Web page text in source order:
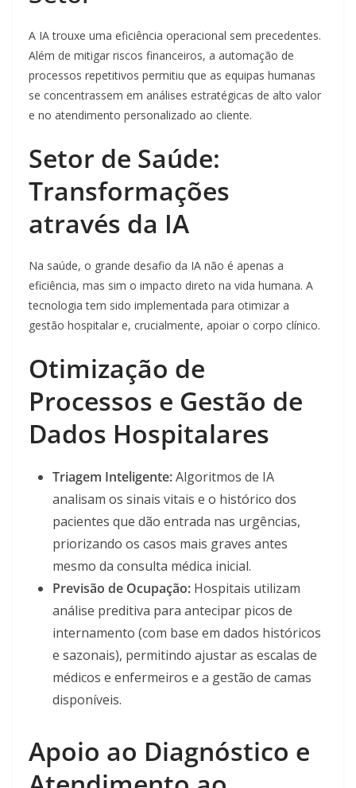
A IA trouxe uma eficiência operacional sem precedentes.
Além de mitigar riscos financeiros, a automação de
processos repetitivos permitiu que as equipas humanas
se concentrassem em análises estratégicas de alto valor
e no atendimento personalizado ao cliente.
Setor de Saúde:
Transformações
através da IA
Na saúde, o grande desafio da IA não é apenas a
eficiência, mas sim o impacto direto na vida humana. A
tecnologia tem sido implementada para otimizar a
gestão hospitalar e, crucialmente, apoiar o corpo clínico.
Otimização de
Processos e Gestão de
Dados Hospitalares
Triagem Inteligente:Algoritmos de IA
analisam os sinais vitais e o histórico dos
pacientes que dão entrada nas urgências,
priorizando os casos mais graves antes
mesmo da consulta médica inicial.
Previsão de Ocupação: Hospitais utilizam
análise preditiva para antecipar picos de
internamento (com base em dados históricos
e sazonais), permitindo ajustar as escalas de
médicos e enfermeiros e a gestão de camas
disponíveis.
Apoio ao Diagnóstico e